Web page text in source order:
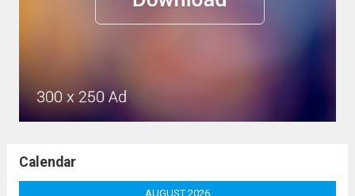
Calendar
AUGUST 2026